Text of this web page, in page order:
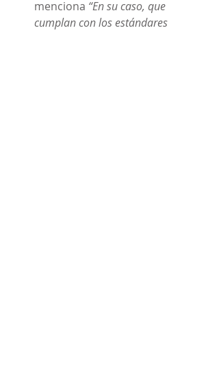
menciona “En su caso, que
cumplan con los estándares